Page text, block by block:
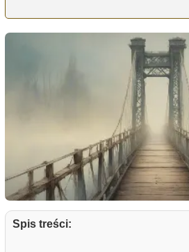
Spis treści: